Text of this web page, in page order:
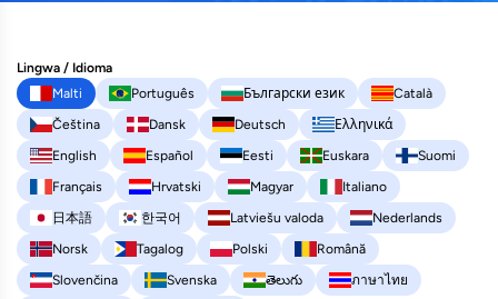
Lingwa / Idioma
Malti
Português Български език
Català
Čeština
Dansk Deutsch
Ελληνικά
English
Español Eesti Euskara
Suomi
Français
Hrvatski Magyar
Italiano
日本語
한국어 Latviešu valoda
Nederlands
Norsk
Tagalog Polski
Română
Slovenčina
Svenska తెలుగు
ภาษาไทย